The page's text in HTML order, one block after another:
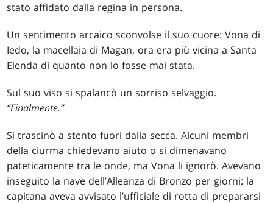
stato affidato dalla regina in persona.
Un sentimento arcaico sconvolse il suo cuore: Vona di
Iedo, la macellaia di Magan, ora era più vicina a Santa
Elenda di quanto non lo fosse mai stata.
Sul suo viso si spalancò un sorriso selvaggio.
“Finalmente.”
Si trascinò a stento fuori dalla secca. Alcuni membri
della ciurma chiedevano aiuto o si dimenavano
pateticamente tra le onde, ma Vona li ignorò. Avevano
inseguito la nave dell’Alleanza di Bronzo per giorni: la
capitana aveva avvisato l’ufficiale di rotta di prepararsi